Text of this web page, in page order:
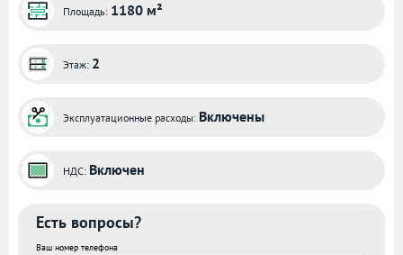
Площадь: 1180 м²
Этаж: 2
Эксплуатационные расходы: Включены
НДС: Включен
Есть вопросы?
Ваш номер телефона